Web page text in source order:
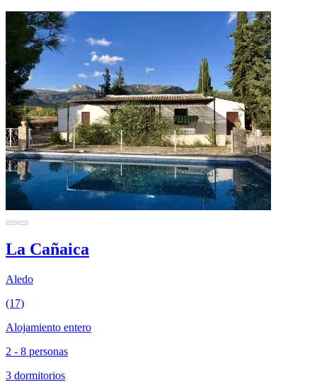
La Cañaica
Aledo
(17)
Alojamiento entero
2 - 8 personas
3 dormitorios